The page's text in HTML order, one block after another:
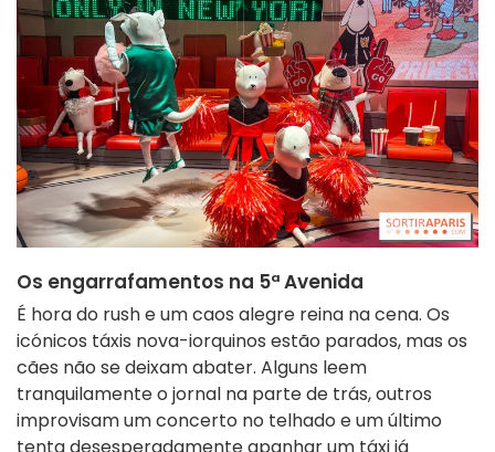
Os engarrafamentos na 5ª Avenida
É hora do rush e um caos alegre reina na cena. Os
icónicos táxis nova-iorquinos estão parados, mas os
cães não se deixam abater. Alguns leem
tranquilamente o jornal na parte de trás, outros
improvisam um concerto no telhado e um último